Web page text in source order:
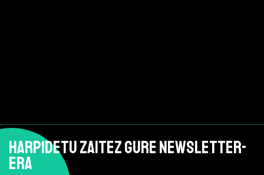
HARPIDETU ZAITEZ GURE NEWSLETTER-
ERA